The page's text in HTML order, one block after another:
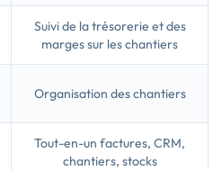
Suivi de la trésorerie et des
marges sur les chantiers
Organisation des chantiers
Tout-en-un factures, CRM,
chantiers, stocks